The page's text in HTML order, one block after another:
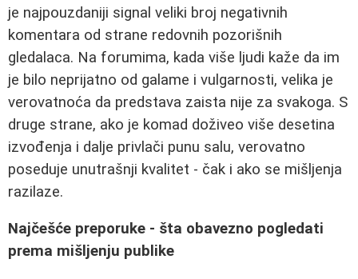
je najpouzdaniji signal veliki broj negativnih
komentara od strane redovnih pozorišnih
gledalaca. Na forumima, kada više ljudi kaže da im
je bilo neprijatno od galame i vulgarnosti, velika je
verovatnoća da predstava zaista nije za svakoga. S
druge strane, ako je komad doživeo više desetina
izvođenja i dalje privlači punu salu, verovatno
poseduje unutrašnji kvalitet - čak i ako se mišljenja
razilaze.
Najčešće preporuke - šta obavezno pogledati
prema mišljenju publike